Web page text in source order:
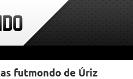
futmondo de Úriz